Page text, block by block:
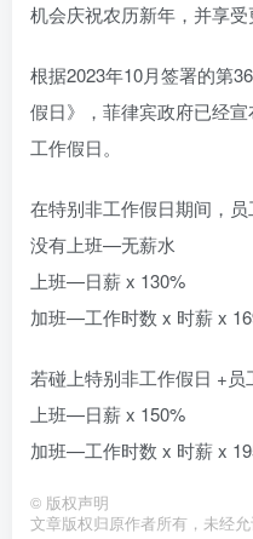
机会庆祝农历新年，并享受
根据2023年10月签署的第
假日》，菲律宾政府已经
工作假日。
在特别非工作假日期间，员
没有上班—无薪水
上班—日薪 x 130%
加班—工作时数 x 时薪 x
若碰上特别非工作假日 +员
上班—日薪 x 150%
加班—工作时数 x 时薪 x
© 版权声明
文章版权归原作者所有，未经允